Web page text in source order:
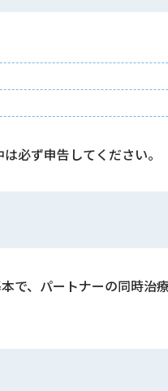
必ず申告してください。
で、パートナーの同時治